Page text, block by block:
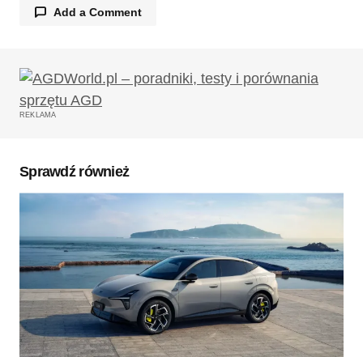
Add a Comment
Twój adres email nie zostanie opublikowany.
Wymagane pola są oznaczone
Twoję imię*
Twój adres e-mail *
Zapamiętaj moje dane w tej przeglądarce podczas
pisania kolejnych komentarzy.
REKLAMA
Sprawdź również